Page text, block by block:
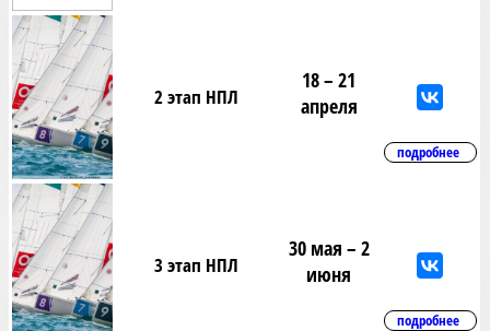
2 этап НПЛ
18 – 21
апреля
подробнее
3 этап НПЛ
30 мая – 2
июня
подробнее